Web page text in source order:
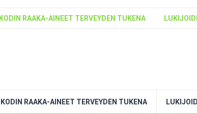
KODIN RAAKA-AINEET TERVEYDEN TUKENA
KODIN RAAKA-AINEET TERVEYDEN TUKENA